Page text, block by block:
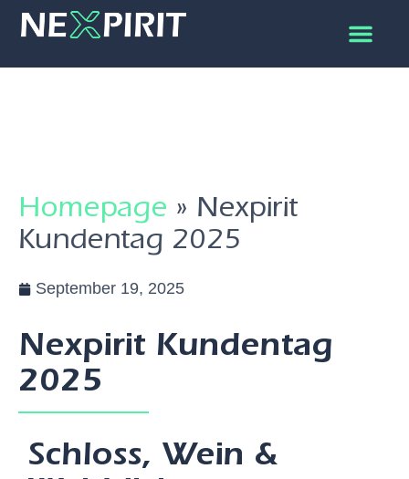
Homepage » Nexpirit
Kundentag 2025
September 19, 2025
Nexpirit Kundentag
2025
Schloss, Wein &